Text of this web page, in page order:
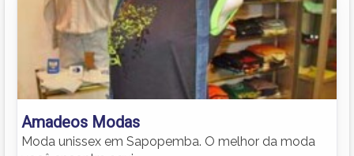
Amadeos Modas
Moda unissex em Sapopemba. O melhor da moda